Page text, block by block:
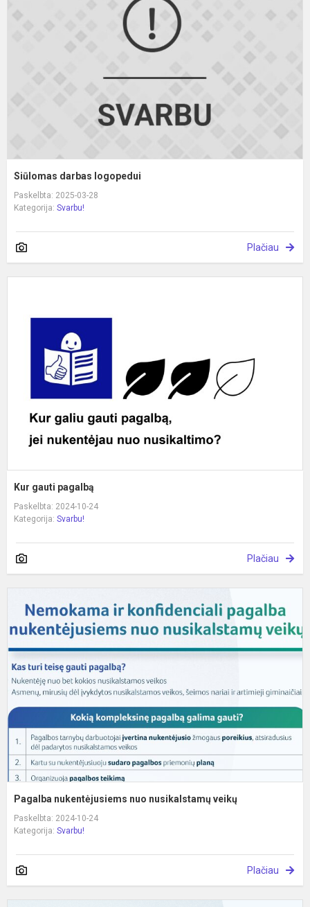
Siūlomas darbas logopedui
Paskelbta: 2025-03-28
Kategorija: Svarbu!
Plačiau
Kur gauti pagalbą
Paskelbta: 2024-10-24
Kategorija: Svarbu!
Plačiau
Pagalba nukentėjusiems nuo nusikalstamų veikų
Paskelbta: 2024-10-24
Kategorija: Svarbu!
Plačiau